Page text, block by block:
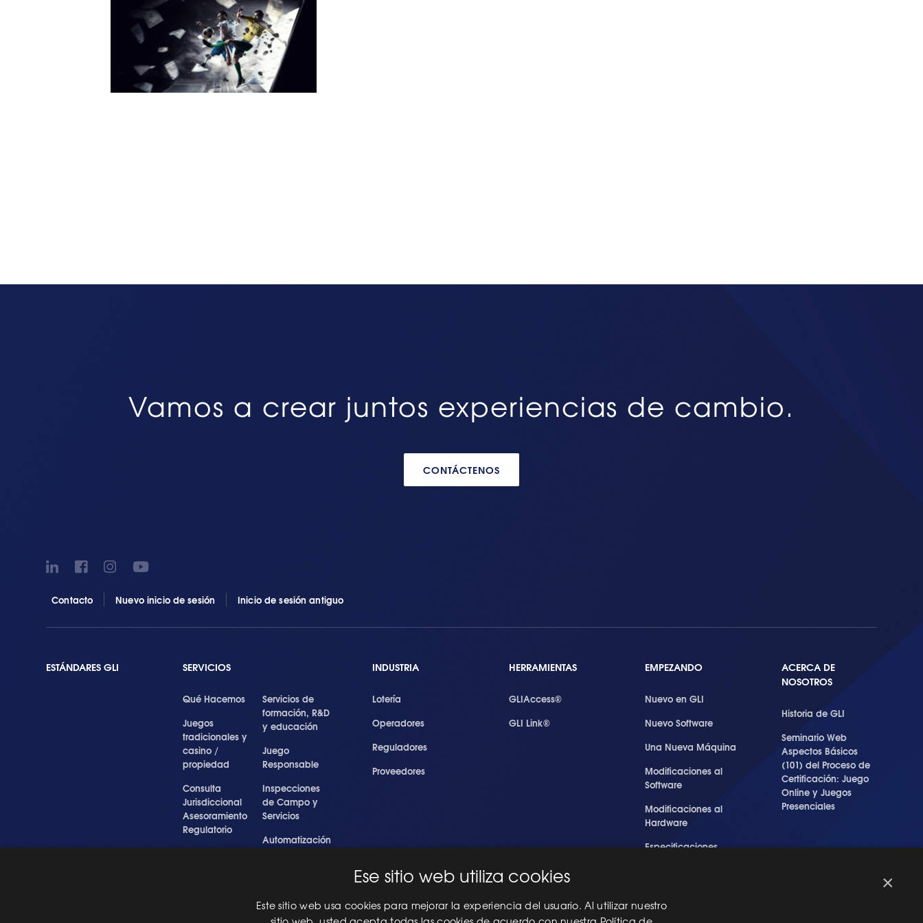
Vamos a crear juntos experiencias de cambio.
CONTÁCTENOS
Contacto Nuevo inicio de sesión Inicio de sesión antiguo
ESTÁNDARES GLI SERVICIOS
Qué Hacemos
Juegos
tradicionales y
casino /
propiedad
Consulta
Jurisdiccional
Asesoramiento
Regulatorio
Servicios de
formación, R&D
y educación
Juego
Responsable
Inspecciones
de Campo y
Servicios
Automatización
Profesionales
INDUSTRIA
Lotería
Operadores
Reguladores
Proveedores
HERRAMIENTAS
GLIAccess®
GLI Link®
EMPEZANDO
Nuevo en GLI
Nuevo Software
Una Nueva Máquina
Modificaciones al
Software
Modificaciones al
Hardware
Especificaciones
ACERCA DE
NOSOTROS
Historia de GLI
Seminario Web
Aspectos Básicos
(101) del Proceso de
Certificación: Juego
Online y Juegos
Presenciales
×
Ese sitio web utiliza cookies
Este sitio web usa cookies para mejorar la experiencia del usuario. Al utilizar nuestro